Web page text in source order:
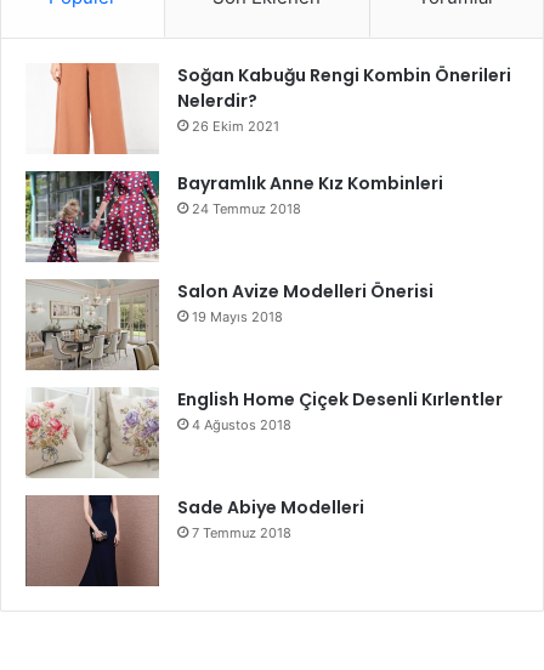
Soğan Kabuğu Rengi Kombin Önerileri
Nelerdir?
26 Ekim 2021
Bayramlık Anne Kız Kombinleri
24 Temmuz 2018
Salon Avize Modelleri Önerisi
19 Mayıs 2018
English Home Çiçek Desenli Kırlentler
4 Ağustos 2018
Sade Abiye Modelleri
7 Temmuz 2018